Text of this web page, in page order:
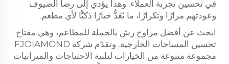
في تحسين تجربة العملاء. وهذا يؤدي إلى رضا الضيوف
وعودتهم مرارًا وتكرارًا، ما يُعَدُّ خيارًا ذكيًّا لأي مطعم.
ابحث عن أفضل مراوح رش بالجملة للمطاعم، وهي مفتاح
تحسين المساحات الخارجية. وتقدّم شركة FJDIAMOND
مجموعة متنوعة من الخيارات لتلبية الاحتياجات والميزانيات